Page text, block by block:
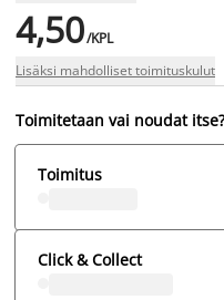
4,50/KPL
Lisäksi mahdolliset toimituskulut
Toimitetaan vai noudat itse?
Toimitus
Click & Collect